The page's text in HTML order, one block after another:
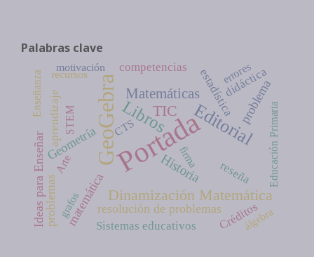
Palabras clave
Portada
GeoGebra Editorial
Libros
TIC
Dinamización Matemática
Matemáticas
Historia
matemáticaresolución de problemas
problema
Geometría
Ideas para Enseñarproblemas
estadística
reseña
Créditos
aprendizaje
didáctica
Sistemas educativos
competencias
Enseñanza
motivación
Educación Primaria
STEM
álgebra
errores
firma
Arte
recursos
CTS
grafos